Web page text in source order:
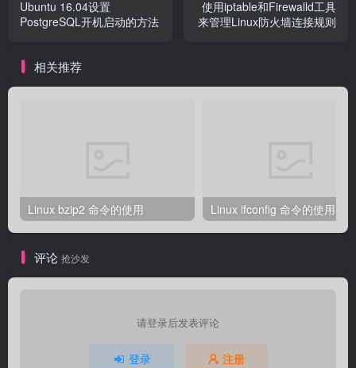
Ubuntu 16.04设置
PostgreSQL开机启动的方法
使用iptable和Firewalld工具
来管理Linux防火墙连接规则
相关推荐
Linux bzip2 命令的使用 Linux ifconfig 命令的使用
评论 抢沙发
请登录后发表评论
登录 注册